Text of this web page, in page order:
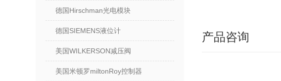
德国Hirschman光电模块
德国SIEMENS液位计
美国WILKERSON减压阀
美国米顿罗miltonRoy控制器
产品咨询